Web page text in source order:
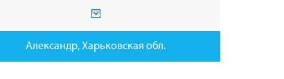
Александр, Харьковская обл.